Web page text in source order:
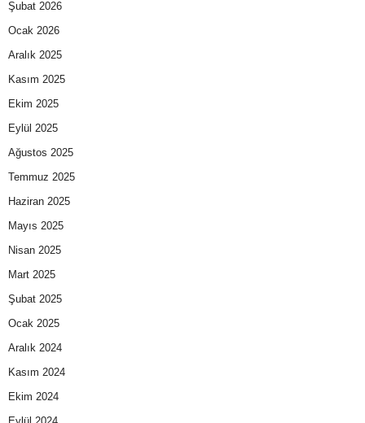
Şubat 2026
Ocak 2026
Aralık 2025
Kasım 2025
Ekim 2025
Eylül 2025
Ağustos 2025
Temmuz 2025
Haziran 2025
Mayıs 2025
Nisan 2025
Mart 2025
Şubat 2025
Ocak 2025
Aralık 2024
Kasım 2024
Ekim 2024